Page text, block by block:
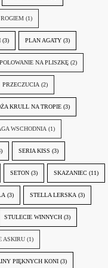
(1)
(3) PLAN AGATY (3)
POLOWANIE NA PLISZKĘ (2)
PRZECZUCIA (2)
KRULL NA TROPIE (3)
WSCHODNIA (1)
SERIA KISS (3)
SETON (3) SKAZANIEC (11)
(3) STELLA LERSKA (3)
STULECIE WINNYCH (3)
ASKIRU (1)
PIĘKNYCH KONI (3)